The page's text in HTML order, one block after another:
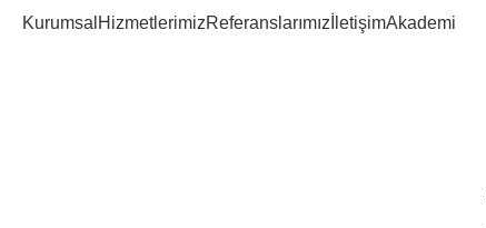
Kurumsal HizmetlerimizReferanslarımız İletişimAkademi